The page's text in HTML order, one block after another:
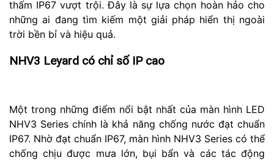
thấm IP67 vượt trội. Đây là sự lựa chọn hoàn hảo cho
những ai đang tìm kiếm một giải pháp hiển thị ngoài
trời bền bỉ và hiệu quả.
NHV3 Leyard có chỉ số IP cao
Một trong những điểm nổi bật nhất của màn hình LED
NHV3 Series chính là khả năng chống nước đạt chuẩn
IP67. Nhờ đạt chuẩn IP67, màn hình NHV3 Series có thể
chống chịu được mưa lớn, bụi bẩn và các tác động